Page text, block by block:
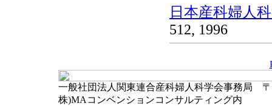
日本産科婦人
512, 1996
一般社団法人関東連合産科婦人科学会事務局 〒
株)MAコンベンションコンサルティング内